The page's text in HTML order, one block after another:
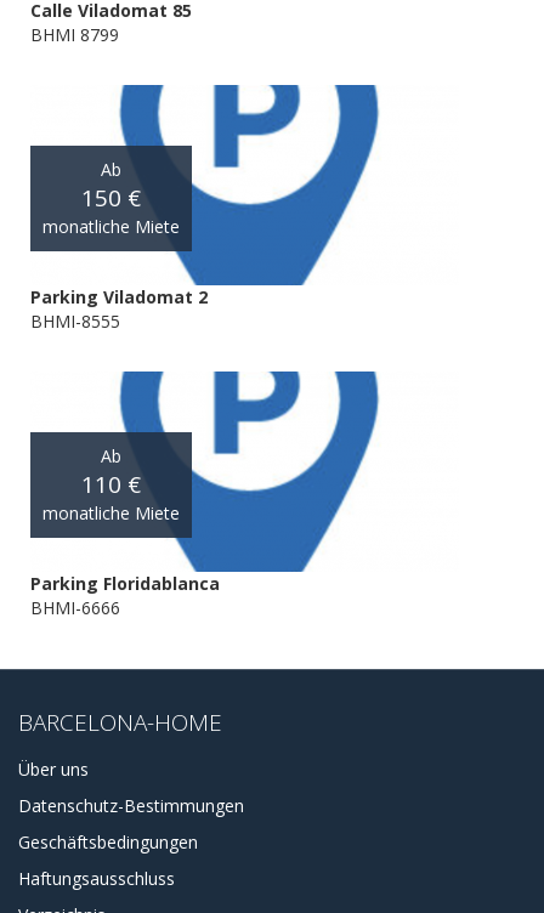
Calle Viladomat 85
BHMI 8799
Ab
150 €
monatliche Miete
Parking Viladomat 2
BHMI-8555
Ab
110 €
monatliche Miete
Parking Floridablanca
BHMI-6666
BARCELONA-HOME
Über uns
Datenschutz-Bestimmungen
Geschäftsbedingungen
Haftungsausschluss